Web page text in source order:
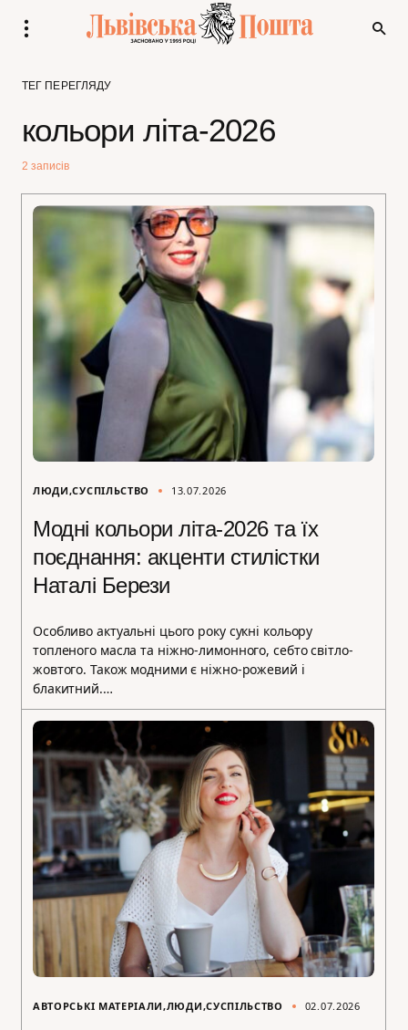
ТЕГ ПЕРЕГЛЯДУ
кольори літа-2026
2 записів
ЛЮДИ СУСПІЛЬСТВО 13.07.2026
Модні кольори літа-2026 та їх
поєднання: акценти стилістки
Наталі Берези
Особливо актуальні цього року сукні кольору
топленого масла та ніжно-лимонного, себто світло-
жовтого. Також модними є ніжно-рожевий і
блакитний.…
АВТОРСЬКІ МАТЕРІАЛИ ЛЮДИ СУСПІЛЬСТВО 02.07.2026